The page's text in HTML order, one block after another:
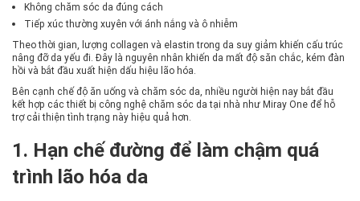
Không chăm sóc da đúng cách
Tiếp xúc thường xuyên với ánh nắng và ô nhiễm
Theo thời gian, lượng collagen và elastin trong da suy giảm khiến cấu trúc
nâng đỡ da yếu đi. Đây là nguyên nhân khiến da mất độ săn chắc, kém đàn
hồi và bắt đầu xuất hiện dấu hiệu lão hóa.
Bên cạnh chế độ ăn uống và chăm sóc da, nhiều người hiện nay bắt đầu
kết hợp các thiết bị công nghệ chăm sóc da tại nhà như Miray One để hỗ
trợ cải thiện tình trạng này hiệu quả hơn.
1. Hạn chế đường để làm chậm quá
trình lão hóa da